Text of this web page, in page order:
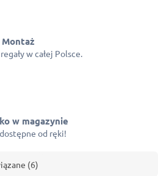
Montaż
w całej Polsce.
w magazynie
od ręki!
(6)